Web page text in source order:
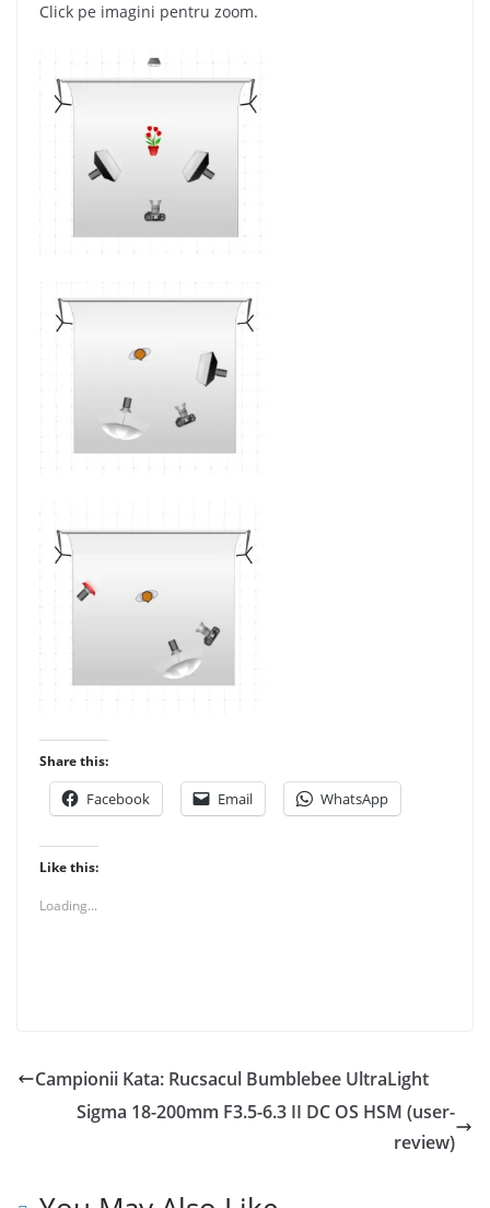
Click pe imagini pentru zoom.
Share this:
Facebook Email WhatsApp
Like this:
Loading...
Campionii Kata: Rucsacul Bumblebee UltraLight
Sigma 18-200mm F3.5-6.3 II DC OS HSM (user-
review)